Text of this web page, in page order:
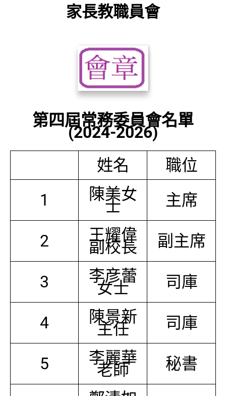
家長教職員會
第四屆常務委員會名單
(2024-2026)
姓名
職位
1
陳美女
士 主席
2 王耀偉
副校長 副主席
3 李彦蕾
女士 司庫
4 陳景新
主任 司庫
5 李麗華
老師 秘書